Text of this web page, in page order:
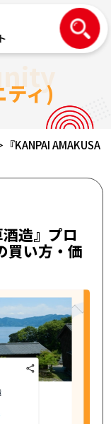
ティ)
『KANPAI
酒造』プロ
買い方・価